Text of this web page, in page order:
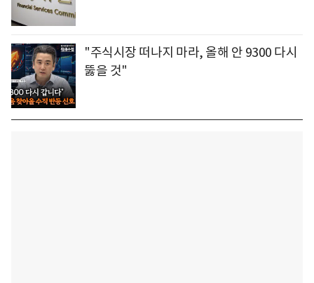
"주식시장 떠나지 마라, 올해 안 9300 다시
뚫을 것"